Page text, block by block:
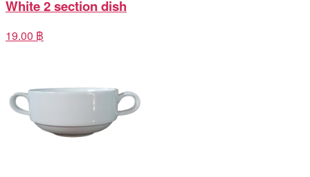
White 2 section dish
19.00 ฿